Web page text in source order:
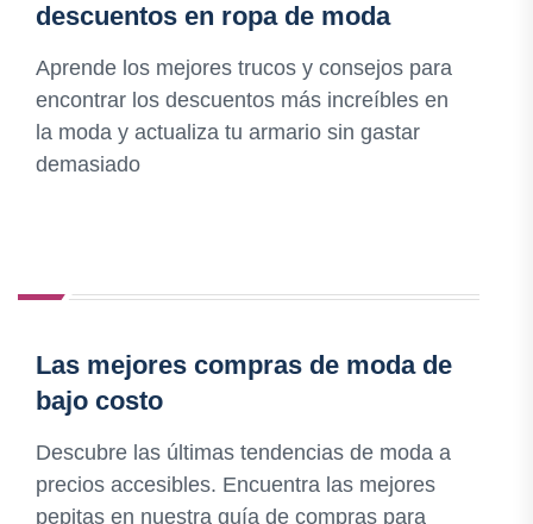
descuentos en ropa de moda
Aprende los mejores trucos y consejos para
encontrar los descuentos más increíbles en
la moda y actualiza tu armario sin gastar
demasiado
Las mejores compras de moda de
bajo costo
Descubre las últimas tendencias de moda a
precios accesibles. Encuentra las mejores
pepitas en nuestra guía de compras para